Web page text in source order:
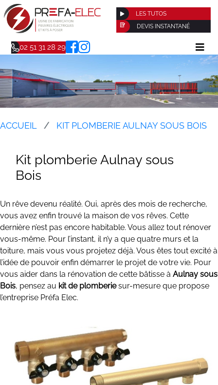
LES TUTOS
DEVIS INSTANTANÉ
02 51 31 28 29
ACCUEIL KIT PLOMBERIE AULNAY SOUS BOIS
Kit plomberie Aulnay sous
Bois
Un rêve devenu réalité. Oui, après des mois de recherche,
vous avez enfin trouvé la maison de vos rêves. Cette
dernière n’est pas encore habitable. Vous allez tout rénover
vous-même. Pour l’instant, il n’y a que quatre murs et la
toiture, mais vous vous projetez déjà. Vous êtes tout excité à
l’idée de pouvoir enfin démarrer le projet de votre vie. Pour
vous aider dans la rénovation de cette bâtisse à Aulnay sous
Bois, pensez au kit de plomberiesur-mesure que propose
l’entreprise Préfa Elec.